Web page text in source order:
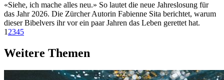
«Siehe, ich mache alles neu.» So lautet die neue Jahreslosung für
das Jahr 2026. Die Zürcher Autorin Fabienne Sita berichtet, warum
dieser Bibelvers ihr vor ein paar Jahren das Leben gerettet hat.
1 2345
Weitere Themen